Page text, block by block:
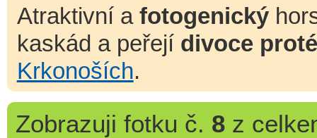
Atraktivní a fotogenický
kaskád a peřejí divoce
Krkonoších.
Zobrazuji fotku č. 8z